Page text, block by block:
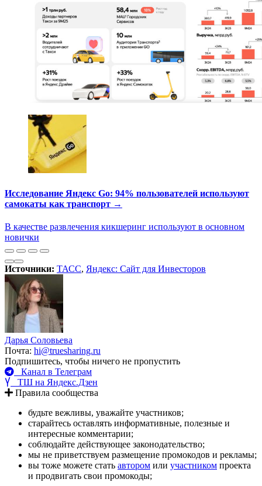
Исследование Яндекс Go: 94% пользователей используют
самокаты как транспорт →
В качестве развлечения кикшеринг используют в основном
новички
Источники: ТАСС, Яндекс: Сайт для Инвесторов
Дарья Соловьева
Почта: hi@truesharing.ru
Подпишитесь, чтобы ничего не пропустить
Канал в Телеграм
ТШ на Яндекс.Дзен
Правила сообщества
будьте вежливы, уважайте участников;
старайтесь оставлять информативные, полезные и
интересные комментарии;
соблюдайте действующее законодательство;
мы не приветствуем размещение промокодов и рекламы;
вы тоже можете стать автором или участником проекта
и продвигать свои промокоды;